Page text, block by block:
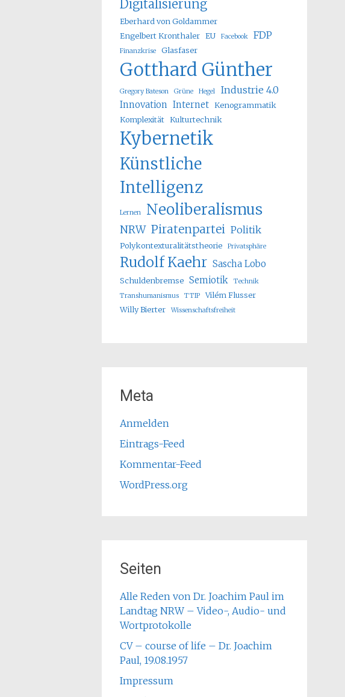
Digitalisierung
Eberhard von Goldammer
Engelbert Kronthaler EU Facebook FDP
Finanzkrise Glasfaser
Gotthard Günther
Gregory Bateson Grüne Hegel Industrie 4.0
Innovation Internet Kenogrammatik
Komplexität Kulturtechnik
Kybernetik
Künstliche
Intelligenz
Lernen Neoliberalismus
NRW Piratenpartei Politik
Polykontexturalitätstheorie Privatsphäre
Rudolf Kaehr Sascha Lobo
Schuldenbremse Semiotik
Technik
Transhumanismus
TTIP
Vilém Flusser
Willy Bierter
Wissenschaftsfreiheit
Meta
Anmelden
Eintrags-Feed
Kommentar-Feed
WordPress.org
Seiten
Alle Reden von Dr. Joachim Paul im
Landtag NRW – Video-, Audio- und
Wortprotokolle
CV – course of life – Dr. Joachim
Paul, 19.08.1957
Impressum